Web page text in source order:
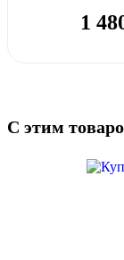
1
С этим